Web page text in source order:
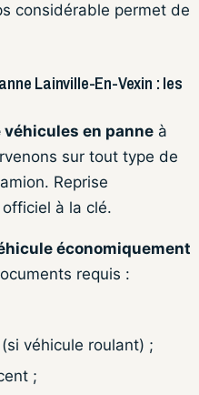
considérable permet de
Lainville-En-Vexin : les
en panne à
sur tout type de
Reprise
à la clé.
économiquement
requis :
véhicule roulant) ;
;